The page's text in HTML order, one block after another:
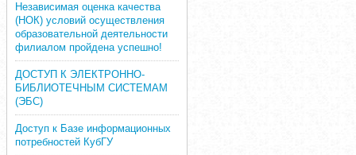
Независимая оценка качества
(НОК) условий осуществления
образовательной деятельности
филиалом пройдена успешно!
ДОСТУП К ЭЛЕКТРОННО-
БИБЛИОТЕЧНЫМ СИСТЕМАМ
(ЭБС)
Доступ к Базе информационных
потребностей КубГУ